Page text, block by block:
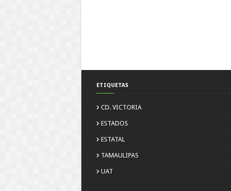
ETIQUETAS
CD. VICTORIA
ESTADOS
ESTATAL
TAMAULIPAS
UAT